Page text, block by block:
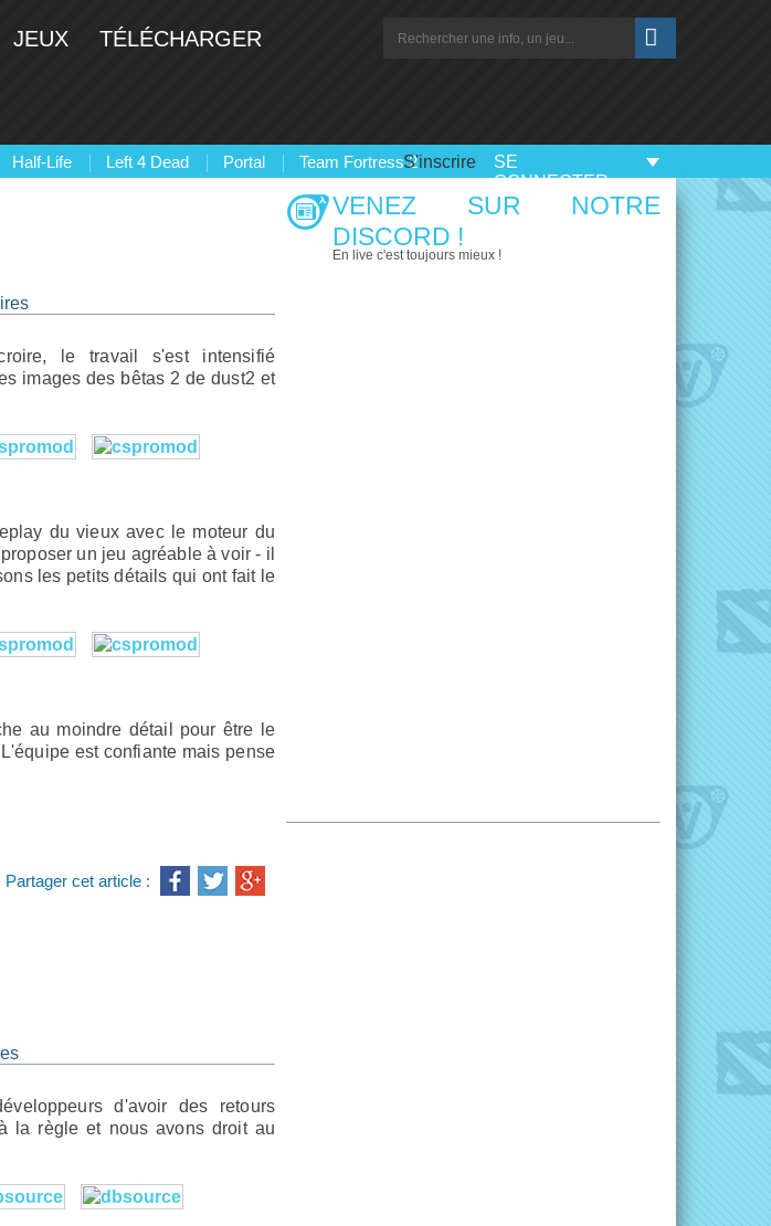
Half-Life Left 4 Dead Portal Team Fortress 2
JEUX TÉLÉCHARGER
S'inscrire
SE
CONNECTER
le travail s'est intensifié
images des bêtas 2 de dust2 et
du vieux avec le moteur du
un jeu agréable à voir - il
les petits détails qui ont fait le
au moindre détail pour être le
est confiante mais pense
Partager cet article :
la règle et nous avons droit au
VENEZ SUR NOTRE
DISCORD !
En live c'est toujours mieux !